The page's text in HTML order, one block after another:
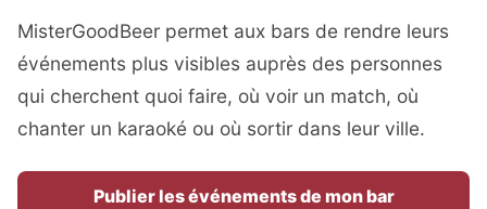
MisterGoodBeer permet aux bars de rendre leurs
événements plus visibles auprès des personnes
qui cherchent quoi faire, où voir un match, où
chanter un karaoké ou où sortir dans leur ville.
Publier les événements de mon bar